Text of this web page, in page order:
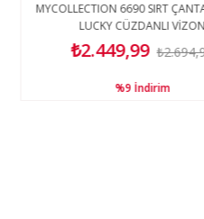
MYCOLLECTION 6690 SIRT
LUCKY CÜZDANLI VİZON
₺2.449,99
%9İndirim